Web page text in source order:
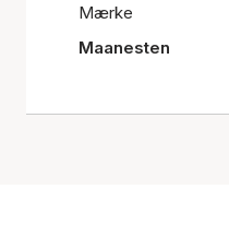
Mærke
Maanesten